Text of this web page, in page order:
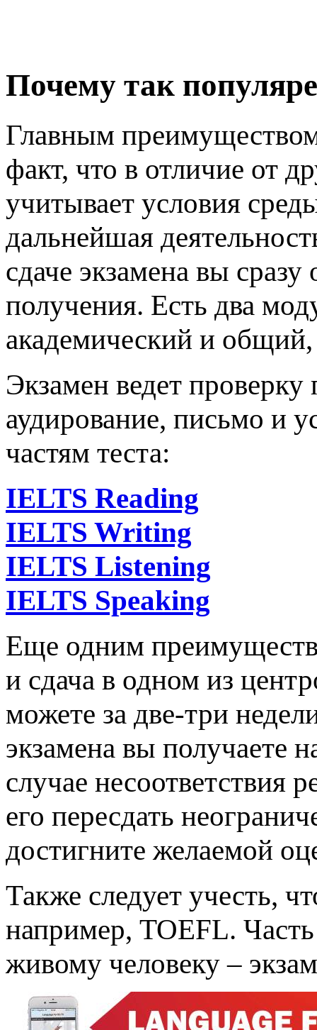
Почему так
Главным преимуществом
факт, что в отличие от
учитывает условия
дальнейшая
сдаче экзамена вы
получения. Есть два
академический и
Экзамен ведет
аудирование, письмо и
частям теста:
IELTS Reading
IELTS Writing
IELTS Listening
IELTS Speaking
Еще одним
и сдача в одном из
можете за две-три
экзамена вы получаете
случае несоответствия
его пересдать
достигните желаемой
Также следует учесть,
например, TOEFL.
живому человеку –